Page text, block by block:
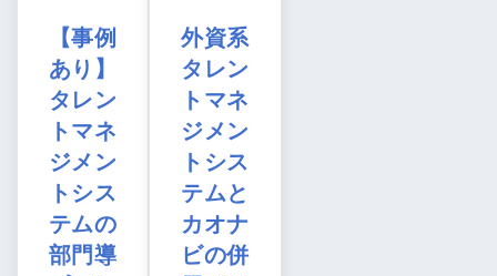
【事例
あり】
タレン
トマネ
ジメン
トシス
テムの
部門導
外資系
タレン
トマネ
ジメン
トシス
テムと
カオナ
ビの併